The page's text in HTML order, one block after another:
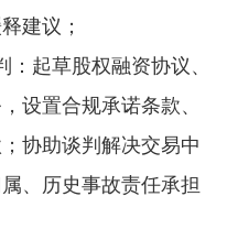
建议；
：起草股权融资协议、
设置合规承诺条款、
协助谈判解决交易中
、历史事故责任承担